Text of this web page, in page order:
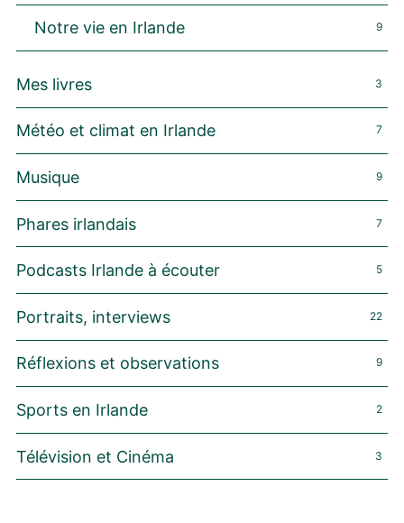
Notre vie en Irlande 9
Mes livres 3
Météo et climat en Irlande 7
Musique 9
Phares irlandais 7
Podcasts Irlande à écouter 5
Portraits, interviews 22
Réflexions et observations 9
Sports en Irlande 2
Télévision et Cinéma 3